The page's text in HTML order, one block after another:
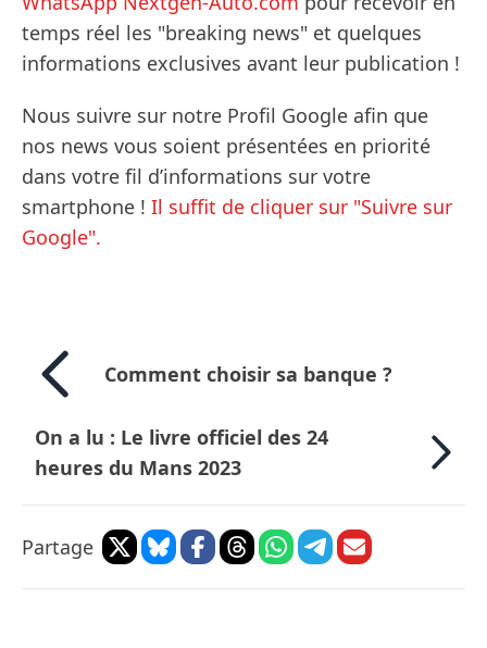
temps réel les "breaking news" et quelques
informations exclusives avant leur publication !
Nous suivre sur notre Profil Google afin que
nos news vous soient présentées en priorité
dans votre fil d’informations sur votre
smartphone ! Il suffit de cliquer sur "Suivre sur
Google".
Comment choisir sa banque ?
On a lu : Le livre officiel des 24
heures du Mans 2023
Partage